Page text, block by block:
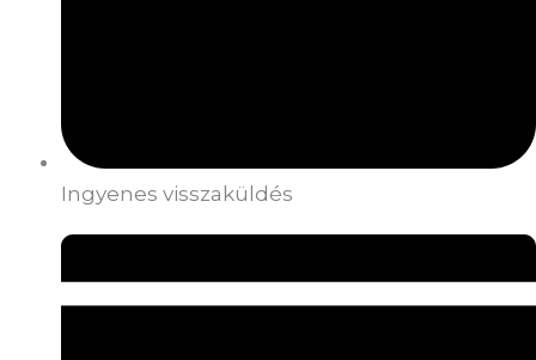
Ingyenes visszaküldés